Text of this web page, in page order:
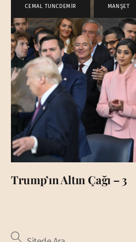
CEMAL TUNCDEMİR MANŞET
Trump’ın Altın Çağı – 3